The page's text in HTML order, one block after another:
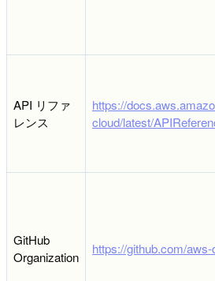
API リファ
レンス
https://
cloud/latest/
GitHub
Organization
https://github.com/aws-